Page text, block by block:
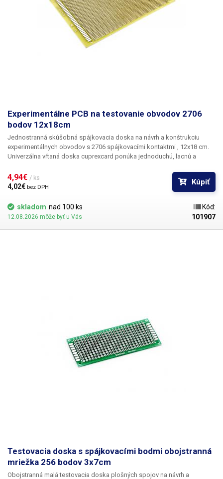
Experimentálne PCB na testovanie obvodov 2706
bodov 12x18cm
Jednostranná skúšobná spájkovacia doska na návrh a konštrukciu
experimentálnych obvodov s 2706 spájkovacími kontaktmi , 12x18 cm.
Univerzálna vŕtaná doska cuprexcard ponúka jednoduchú, lacnú a
zložitého navrhovania, leptania a vŕtania. Predvŕtanú dosku plošných
spojov jednoducho osadíte súčiastkami, spájkujete ich a spojením
jednotlivých bodov alebo drôtovými prepojkami vytvoríte medzi nimi
cínovú cestu. V porovnaní so sústavami bez spájkovania ponúka toto
riešenie väčšiu stabilitu a spoľahlivosť.
4,94€ / ks
4,02€ bez DPH
Kúpiť
skladom nad 100 ks
12.08.2026 môže byť u Vás
Kód:
101907
Testovacia doska s spájkovacími bodmi obojstranná
mriežka 256 bodov 3x7cm
Obojstranná malá testovacia doska plošných spojov na návrh a